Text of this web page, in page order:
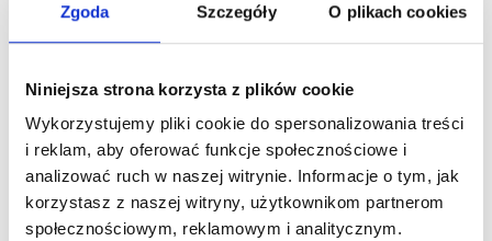
Zgoda Szczegóły O plikach cookies
Niniejsza strona korzysta z plików cookie
Wykorzystujemy pliki cookie do spersonalizowania treści
i reklam, aby oferować funkcje społecznościowe i
analizować ruch w naszej witrynie. Informacje o tym, jak
korzystasz z naszej witryny, użytkownikom partnerom
społecznościowym, reklamowym i analitycznym.
Zbieramy od Przedstawimy Ci